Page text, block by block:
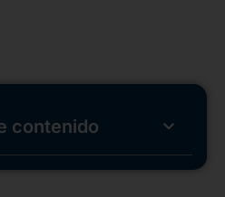
contenido